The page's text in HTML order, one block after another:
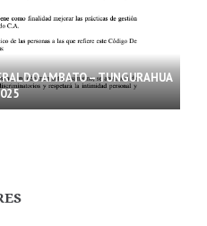
AMBATO – TUNGURAHUA